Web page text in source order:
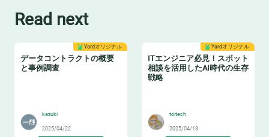
Read next
Yardオリジナル
データコントラクトの概要
と事例調査
kazuki
2025/04/22
Yardオリジナル
ITエンジニア必見！スポット
相談を活用したAI時代の生存
戦略
toitech
2025/04/18